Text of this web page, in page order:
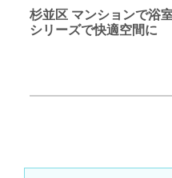
杉並区 マンションで浴
シリーズで快適空間に